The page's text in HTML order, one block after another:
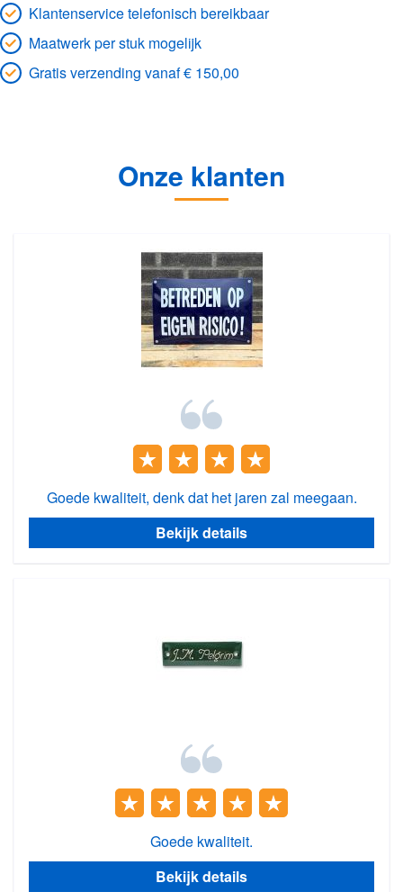
Klantenservice telefonisch bereikbaar
Maatwerk per stuk mogelijk
Gratis verzending vanaf € 150,00
Onze klanten
Goede kwaliteit, denk dat het jaren zal meegaan.
Bekijk details
Goede kwaliteit.
Bekijk details